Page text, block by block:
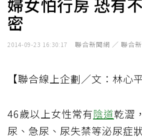
婦女怕行房 恐有
密
2014-09-23 16:30:17 聯合新聞網 ／ 聯合
【聯合線上企劃／文：林心平
46歲以上女性常有陰道乾澀
尿、急尿、尿失禁等泌尿症